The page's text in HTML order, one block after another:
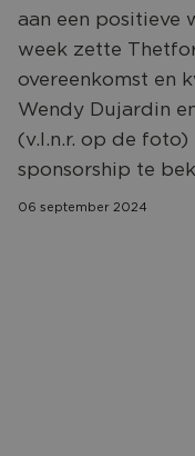
FOTO'S & VIDEO'S
BEDRIJVENGIDS
CONTACT
aan een positieve
week zette
overeenkomst en
Wendy Dujardin
(v.l.n.r. op de
sponsorship te
06 september 2024